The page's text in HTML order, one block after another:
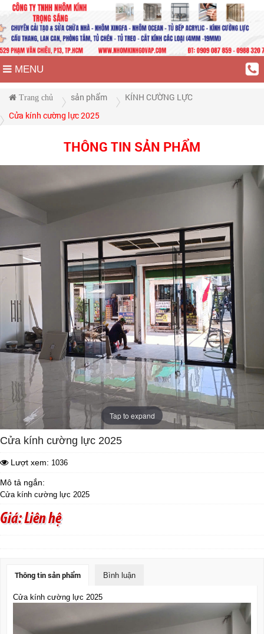
MENU
Trang chủ sản phẩm
KÍNH CƯỜNG LỰC
Cửa kính cường lực 2025
THÔNG TIN SẢN PHẨM
Tap to expand
Cửa kính cường lực 2025
Lượt xem: 1036
Mô tả ngắn:
Cửa kính cường lực 2025
Giá: Liên hệ
Thông tin sản phẩm Bình luận
Cửa kính cường lực 2025